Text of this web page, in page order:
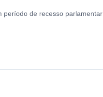
período de recesso parlamentar